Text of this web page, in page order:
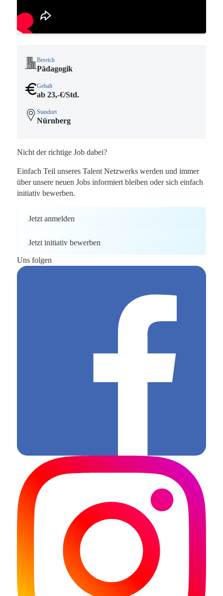
Bereich
Pädagogik
Gehalt
ab 23,-€/Std.
Standort
Nürnberg
Nicht der richtige Job dabei?
Einfach Teil unseres Talent Netzwerks werden und immer
über unsere neuen Jobs informiert bleiben oder sich einfach
initiativ bewerben.
Jetzt anmelden
Jetzt initiativ bewerben
Uns folgen